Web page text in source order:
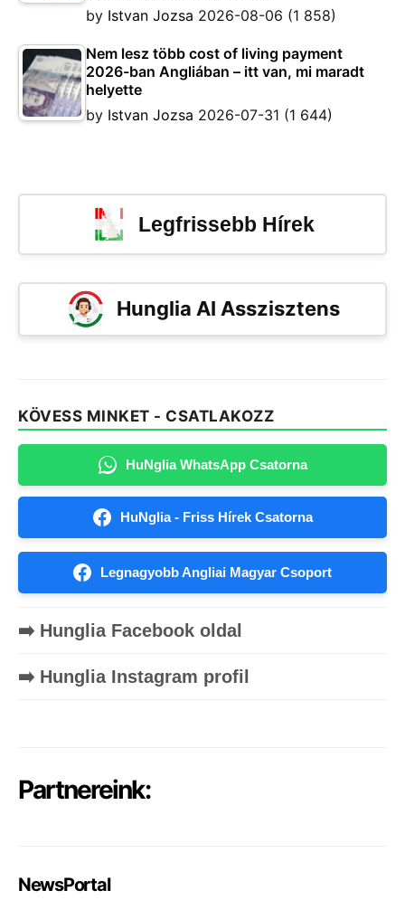
by Istvan Jozsa 2026-08-06 (1 858)
Nem lesz több cost of living payment
2026-ban Angliában – itt van, mi maradt
helyette
by Istvan Jozsa 2026-07-31 (1 644)
Legfrissebb Hírek
Hunglia AI Asszisztens
KÖVESS MINKET - CSATLAKOZZ
HuNglia WhatsApp Csatorna
HuNglia - Friss Hírek Csatorna
Legnagyobb Angliai Magyar Csoport
➡️ Hunglia Facebook oldal
➡️ Hunglia Instagram profil
Partnereink:
NewsPortal